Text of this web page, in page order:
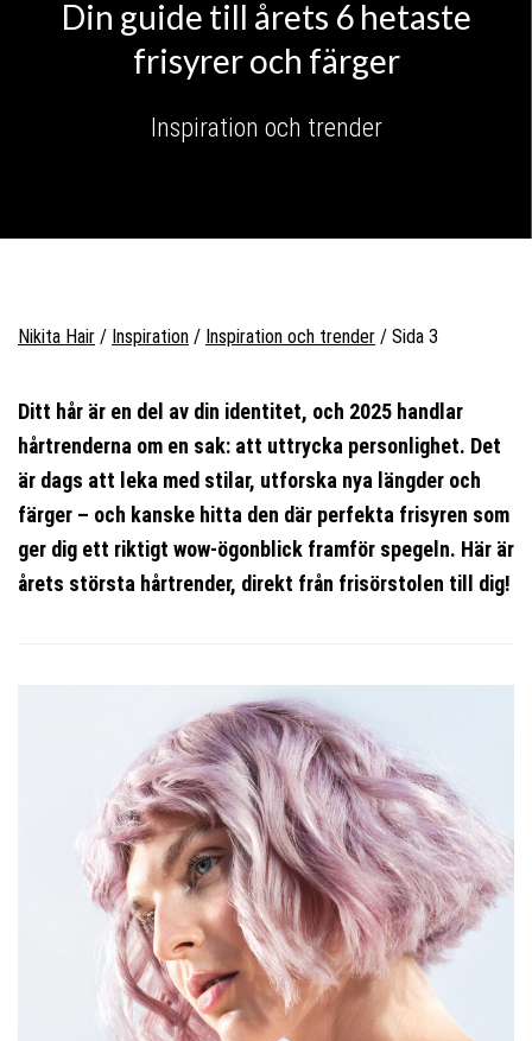
Din guide till årets 6 hetaste
frisyrer och färger
Inspiration och trender
Nikita Hair / Inspiration / Inspiration och trender / Sida 3
Ditt hår är en del av din identitet, och 2025 handlar
hårtrenderna om en sak: att uttrycka personlighet. Det
är dags att leka med stilar, utforska nya längder och
färger – och kanske hitta den där perfekta frisyren som
ger dig ett riktigt wow-ögonblick framför spegeln. Här är
årets största hårtrender, direkt från frisörstolen till dig!